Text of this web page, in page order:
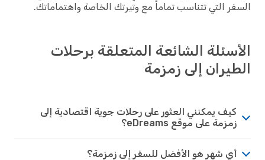
السفر التي تتناسب تماماً مع وتيرتك الخاصة واهتماماتك.
الأسئلة الشائعة المتعلقة برحلات
الطيران إلى زمزمة
كيف يمكنني العثور على رحلات جوية اقتصادية إلى
زمزمة على موقع eDreams؟
أي شهر هو الأفضل للسفر إلى زمزمة؟